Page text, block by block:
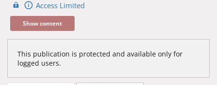
Access Limited
Show content
This publication is protected and available only for
logged users.